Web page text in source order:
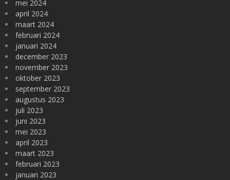
mei 2024
april 2024
maart 2024
februari 2024
januari 2024
december 2023
november 2023
oktober 2023
september 2023
augustus 2023
juli 2023
juni 2023
mei 2023
april 2023
maart 2023
februari 2023
januari 2023